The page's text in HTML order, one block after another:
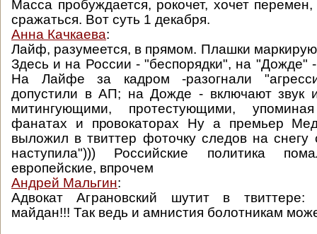
Масса пробуждается, рокочет, хочет
сражаться. Вот суть 1 декабря.
Анна Качкаева:
Лайф, разумеется, в прямом. Плашки
Здесь и на России - "беспорядки", на "Дожде"
На Лайфе за кадром -разогнали
допустили в АП; на Дожде - включают звук
митингующими, протестующими,
фанатах и провокаторах Ну а премьер
выложил в твиттер фоточку следов на
наступила"))) Российские политика
европейские, впрочем
Андрей Мальгин:
Адвокат Аграновский шутит в твиттере:
майдан!!! Так ведь и амнистия болотникам